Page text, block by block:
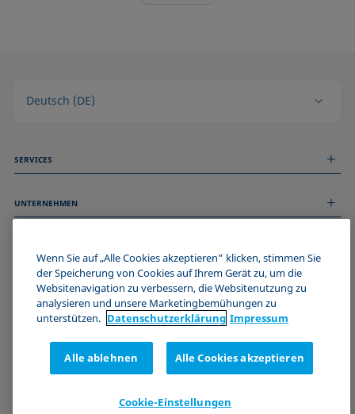
Deutsch (DE)
SERVICES
Technischer Service
UNTERNEHMEN
Stellenangebote
Events
Impressum
Datenschutzerklärung
Cookie-Richtlinie
Zertifizierungen (ISO 9001)
Newsletter-Anmeldung
WERDE TEIL DER KRÜSS COMMUNITY
Wenn Sie auf „Alle Cookies akzeptieren“ klicken, stimmen Sie
der Speicherung von Cookies auf Ihrem Gerät zu, um die
Websitenavigation zu verbessern, die Websitenutzung zu
analysieren und unsere Marketingbemühungen zu
unterstützen. Datenschutz­erklärung Impressum
Alle ablehnen Alle Cookies akzeptieren
Cookie-Einstellungen